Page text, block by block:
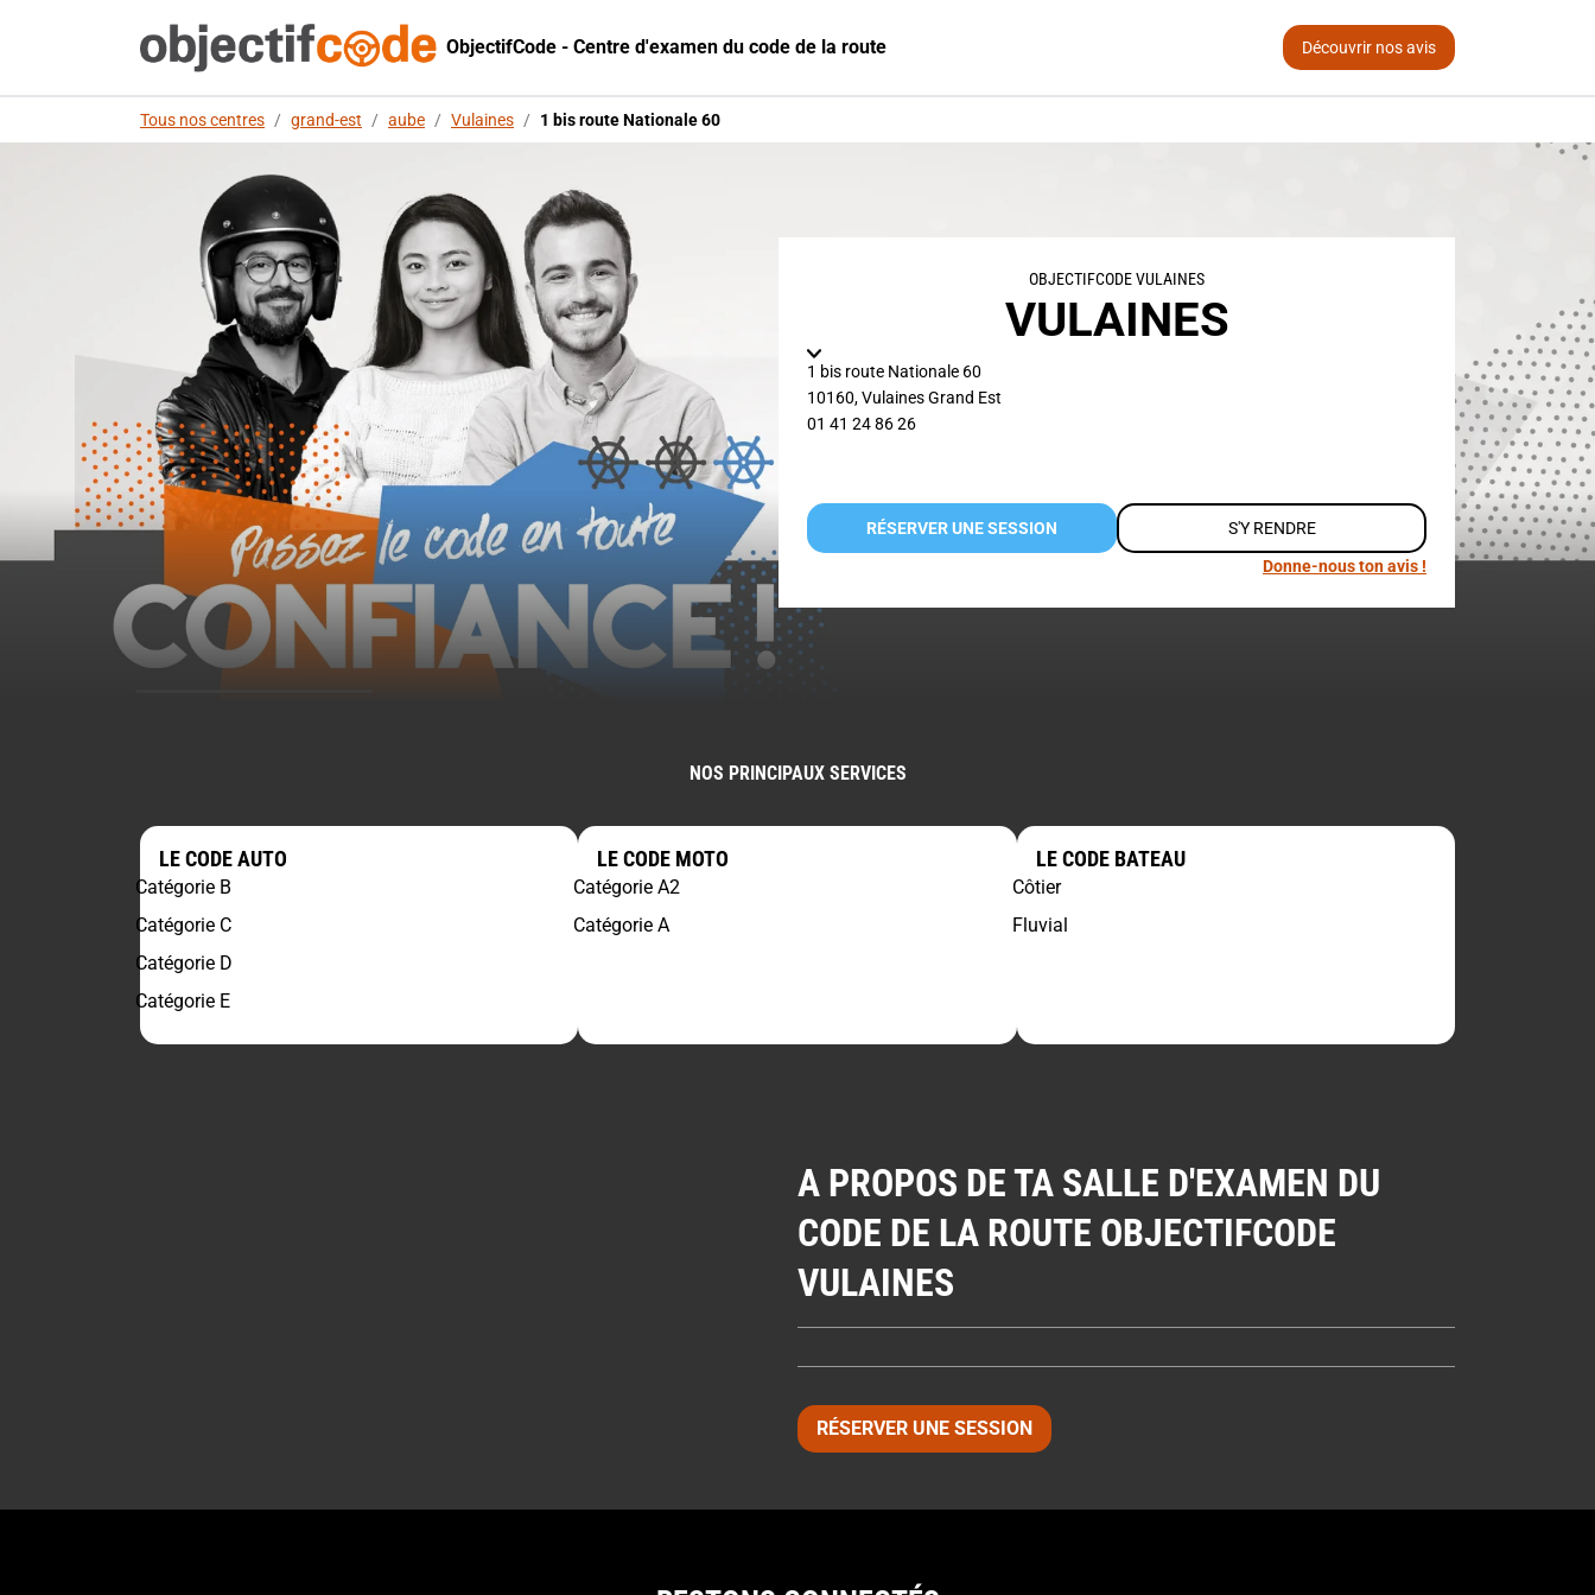
ObjectifCode - Centre d'examen du code de la route Découvrir nos avis
Tous nos centres / grand-est / aube / Vulaines / 1 bis route Nationale 60
OBJECTIFCODE VULAINES
VULAINES
1 bis route Nationale 60
10160,VulainesGrand Est
01 41 24 86 26
RÉSERVER UNE SESSION
S'Y RENDRE
Donne-nous ton avis !
NOS PRINCIPAUX SERVICES
LE CODE AUTO
Catégorie B
Catégorie C
Catégorie D
Catégorie E
LE CODE MOTO
Catégorie A2
Catégorie A
LE CODE BATEAU
Côtier
Fluvial
A PROPOS DE TA SALLE D'EXAMEN DU
CODE DE LA ROUTE OBJECTIFCODE
VULAINES
RÉSERVER UNE SESSION